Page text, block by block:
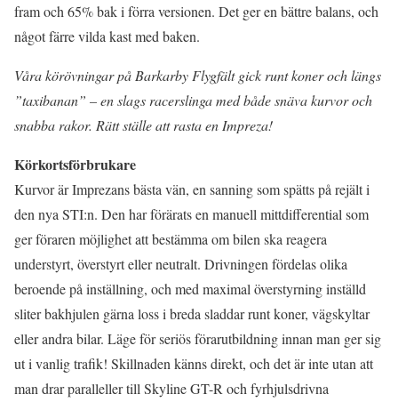
fram och 65% bak i förra versionen. Det ger en bättre balans, och
något färre vilda kast med baken.
Våra körövningar på Barkarby Flygfält gick runt koner och längs
”taxibanan” – en slags racerslinga med både snäva kurvor och
snabba rakor. Rätt ställe att rasta en Impreza!
Körkortsförbrukare
Kurvor är Imprezans bästa vän, en sanning som spätts på rejält i
den nya STI:n. Den har förärats en manuell mittdifferential som
ger föraren möjlighet att bestämma om bilen ska reagera
understyrt, överstyrt eller neutralt. Drivningen fördelas olika
beroende på inställning, och med maximal överstyrning inställd
sliter bakhjulen gärna loss i breda sladdar runt koner, vägskyltar
eller andra bilar. Läge för seriös förarutbildning innan man ger sig
ut i vanlig trafik! Skillnaden känns direkt, och det är inte utan att
man drar paralleller till Skyline GT-R och fyrhjulsdrivna